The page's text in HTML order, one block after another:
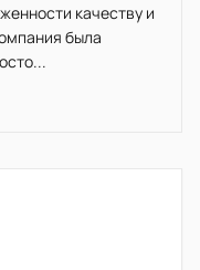
качеству и
была